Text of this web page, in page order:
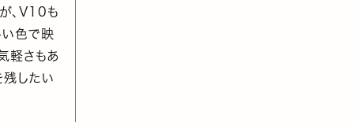
、V10も
い色で映
軽さもあ
残したい